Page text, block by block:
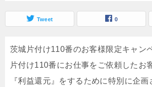
Tweet 0
茨城片付け110番のお客様限定キャン
片付け110番にお仕事をご依頼したお
『利益還元』をするために特別に企